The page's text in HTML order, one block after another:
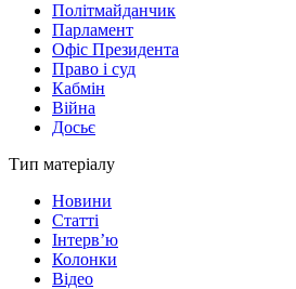
Політмайданчик
Парламент
Офіс Президента
Право і суд
Кабмін
Війна
Досьє
Тип матеріалу
Новини
Статті
Інтерв’ю
Колонки
Відео